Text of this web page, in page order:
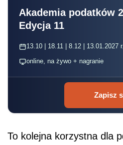
Akademia podatków
Edycja 11
13.10 | 18.11 | 8.12 | 13.01.2027
online, na żywo + nagranie
Zapisz
To kolejna korzystna dla